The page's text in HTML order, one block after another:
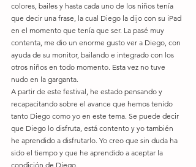
colores, bailes y hasta cada uno de los niños tenía
que decir una frase, la cual Diego la dijo con su iPad
en el momento que tenía que ser. La pasé muy
contenta, me dio un enorme gusto ver a Diego, con
ayuda de su monitor, bailando e integrado con los
otros niños en todo momento. Esta vez no tuve
nudo en la garganta.
A partir de este festival, he estado pensando y
recapacitando sobre el avance que hemos tenido
tanto Diego como yo en este tema. Se puede decir
que Diego lo disfruta, está contento y yo también
he aprendido a disfrutarlo. Yo creo que sin duda ha
sido el tiempo y que he aprendido a aceptar la
condición de Diego.